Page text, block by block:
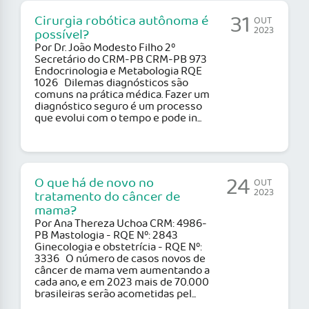
Cirurgia robótica autônoma é
possível?
Por Dr. João Modesto Filho 2º
Secretário do CRM-PB CRM-PB 973
Endocrinologia e Metabologia RQE
1026 Dilemas diagnósticos são
comuns na prática médica. Fazer um
diagnóstico seguro é um processo
que evolui com o tempo e pode in...
31 OUT
2023
O que há de novo no
tratamento do câncer de
mama?
Por Ana Thereza Uchoa CRM: 4986-
PB Mastologia - RQE Nº: 2843
Ginecologia e obstetrícia - RQE Nº:
3336 O número de casos novos de
câncer de mama vem aumentando a
cada ano, e em 2023 mais de 70.000
brasileiras serão acometidas pel...
24 OUT
2023